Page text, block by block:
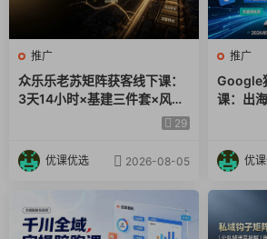
│ │ │ 03 什么是高质量外链.mp4
│ │ │ 04 理解锚文本.docx
│ │ │ 04 理解锚文本.mp4
│ │ │ 05 理解Do Follow与No
│ │ │ 05 理解Do Follow与No
│ │ │ 06 何时开始外链建设.docx
│ │ │ 06 何时开始外链建设.mp4
│ │ │ 07 外链方法1：链接插入/链接
│ │ │ 07 外链方法1：链接插入/链接
│ │ │ 08 外链方法2：利基编辑.docx
推广
众乐乐老苏矩阵获客线下课：
3天14小时×基建三件套×风控
策略×抖音小红书矩阵×无人直
29
优课优选 2026-08-05
推广
Google
课：出
站×AI
变现 优